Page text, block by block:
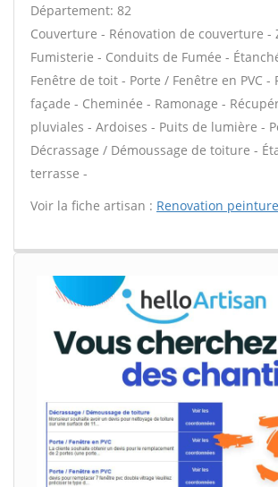
Département: 82
Couverture - Rénovation de couverture -
Fumisterie - Conduits de Fumée -
Fenêtre de toit - Porte / Fenêtre en PVC -
façade - Cheminée - Ramonage -
pluviales - Ardoises - Puits de lumière -
Décrassage / Démoussage de toiture -
terrasse -
Voir la fiche artisan : Renovation